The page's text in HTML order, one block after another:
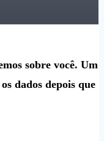
sobre você. Um
dados depois que